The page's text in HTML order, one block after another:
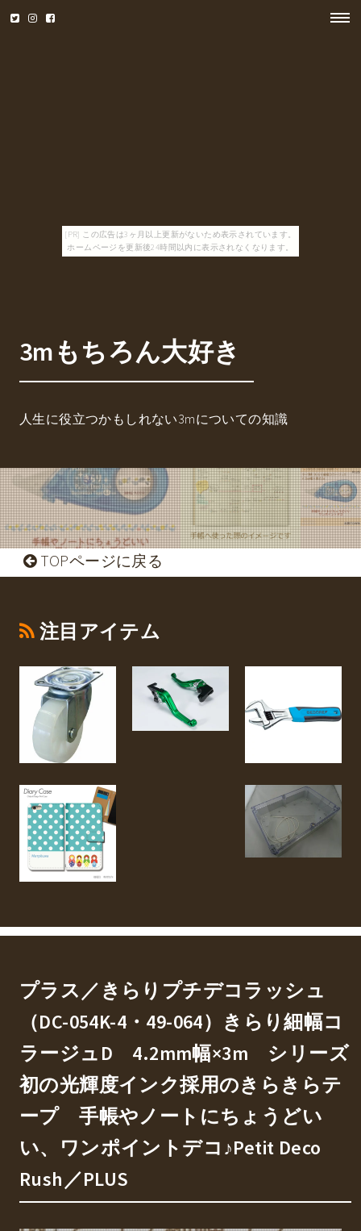
[PR] この広告は3ヶ月以上更新がないため表示されています。
ホームページを更新後24時間以内に表示されなくなります。
3mもちろん大好き
人生に役立つかもしれない3mについての知識
TOPページに戻る
注目アイテム
プラス／きらりプチデコラッシュ
（DC-054K-4・49-064）きらり細幅コ
ラージュD 4.2mm幅×3m シリーズ
初の光輝度インク採用のきらきらテ
ープ 手帳やノートにちょうどい
い、ワンポイントデコ♪Petit Deco
Rush／PLUS